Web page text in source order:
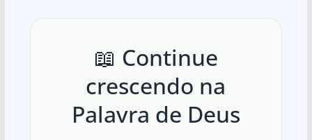
📖 Continue
crescendo na
Palavra de Deus